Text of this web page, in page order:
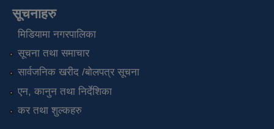
सूचनाहरु
मिडियामा नगरपालिका
सूचना तथा समाचार
सार्वजनिक खरीद /बोलपत्र सूचना
एन, कानुन तथा निर्देशिका
कर तथा शुल्कहरु